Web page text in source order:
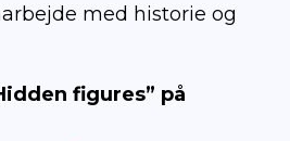
med historie og
figures” på